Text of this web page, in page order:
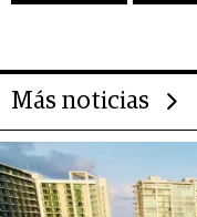
Más noticias